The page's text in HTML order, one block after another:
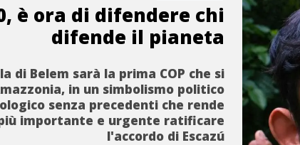
è ora di difendere chi
difende il pianeta
di Belem sarà la prima COP che si
in un simbolismo politico
senza precedenti che rende
importante e urgente ratificare
l'accordo di Escazú